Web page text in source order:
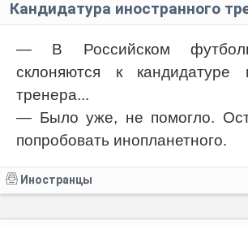
Кандидатура иностранного
— В Российском
склоняются к кандидатуре
тренера...
— Было уже, не помогло.
попробовать инопланетного.
Иностранцы